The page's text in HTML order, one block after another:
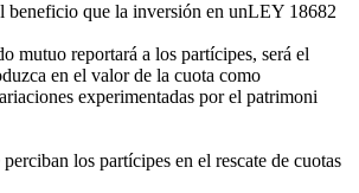
que la inversión en unLEY 18682
mutuo reportará a los partícipes, será el
en el valor de la cuota como
experimentadas por el patrimoni
los partícipes en el rescate de cuotas